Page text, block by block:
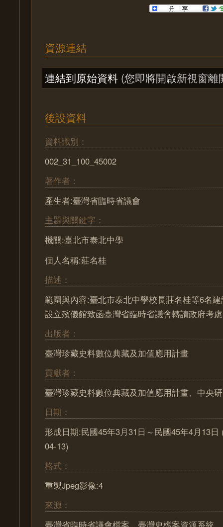
資源連結
連結到原始資料 (您即將開啟新視窗離
後設資料
資料識別：
002_31_100_45002
著作者：
產生者:臺灣省臨時省議會
主題與關鍵字：
機關:臺北市泰北中學
個人名稱:莊名桂
描述：
範圍與內容:臺北市泰北中學校長莊名桂等6名
設立殯儀館致函臺灣省臨時省議會轉請政府考
出版者：
臺灣珍藏史料數位典藏及加值應用計畫
貢獻者：
臺灣珍藏史料數位典藏及加值應用計畫、中央
日期：
形成日期:民國45年3月31日～民國45年4月13日
04-13)
格式：
重製Jpeg影像:4
來源：
臺灣省臨時省議會檔案，臺灣史檔案資源系統